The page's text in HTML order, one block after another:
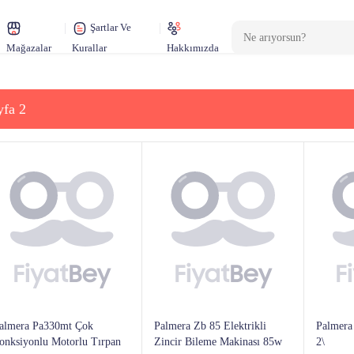
Mağazalar
Şartlar Ve
Kurallar
Hakkımızda
2
Pa330mt Çok
Motorlu Tırpan
Palmera Zb 85 Elektrikli
Zincir Bileme Makinası 85w
2\